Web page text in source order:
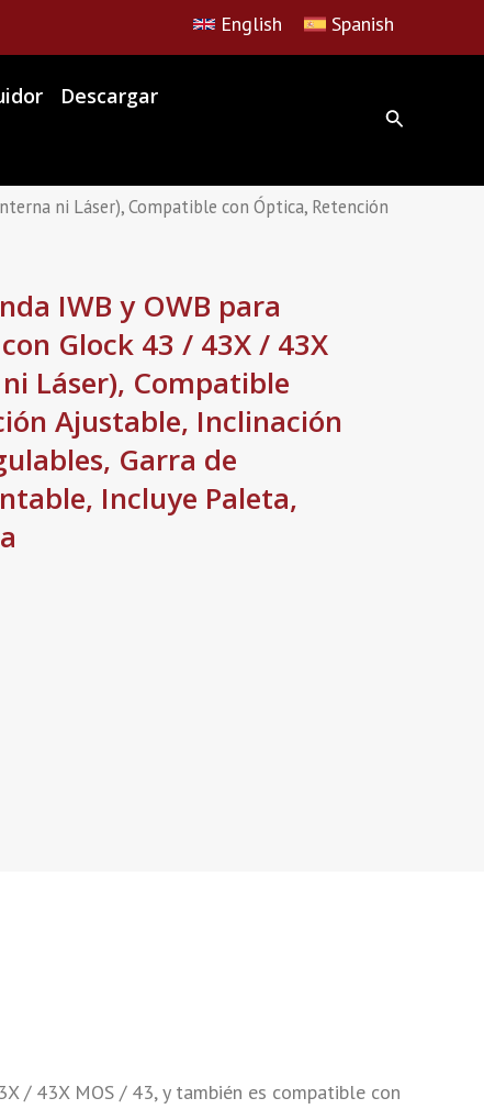
English Spanish
Descargar
ni Láser), Compatible con Óptica, Retención
IWB y OWB para
Glock 43 / 43X / 43X
Láser), Compatible
Ajustable, Inclinación
Garra de
Incluye Paleta,
/ 43X MOS / 43, y también es compatible con